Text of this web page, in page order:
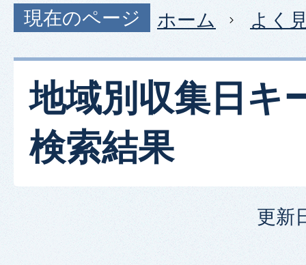
現在のページ ホーム よく
地域別収集日キ
検索結果
更新